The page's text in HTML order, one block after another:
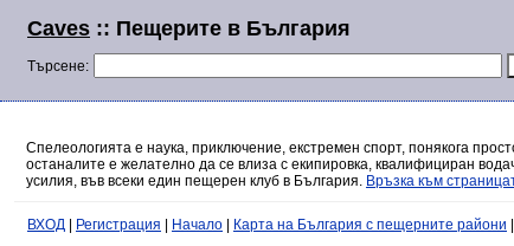
Caves :: Пещерите в България
Търсене:
Спелеологията е наука, приключение, екстремен спорт, понякога
останалите е желателно да се влиза с екипировка, квалифициран
усилия, във всеки един пещерен клуб в България. Връзка към
ВХОД Регистрация Начало Карта на България с пещерните райони